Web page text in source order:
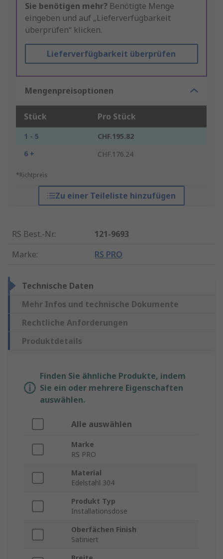
Sie benötigen mehr? Benötigte Menge
eingeben und auf „Lieferverfügbarkeit
überprüfen“ klicken.
Lieferverfügbarkeit überprüfen
Mengenpreisoptionen
Stück Pro Stück
1 - 5
CHF.195.82
6 +
CHF.176.24
*Richtpreis
Zu einer Teileliste hinzufügen
RS Best.-Nr.:
121-9693
Marke: RS PRO
Technische Daten
Mehr Infos und technische Dokumente
Rechtliche Anforderungen
Produktdetails
Finden Sie ähnliche Produkte, indem
Sie ein oder mehrere Eigenschaften
auswählen.
Alle auswählen
Marke
RS PRO
Material
Edelstahl 304
Produkt Typ
Installationsdose
Oberfächen Finish
Satiniert